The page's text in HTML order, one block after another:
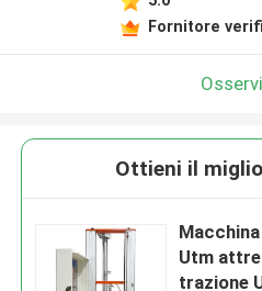
Fornitore
Ottieni il
Utm
trazione